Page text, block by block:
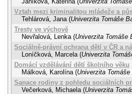
Vztah mezi kriminalitou mládeže a
Tehlárová, Jana (Univerzita Tomáše
Tresty ve výchově
Nevřalová, Lenka (Univerzita Tomáše
Sociálně-právní ochrana dětí v ČR a
Loníčková, Marcela (Univerzita
Domácí vzdělávání dětí školního věku
Málková, Karolína (Univerzita
Sanace rodiny z pohledu sociálních
Večerková, Michaela (Univerzita